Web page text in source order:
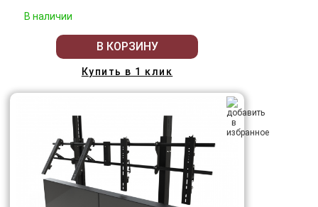
В наличии
В КОРЗИНУ
Купить в 1 клик